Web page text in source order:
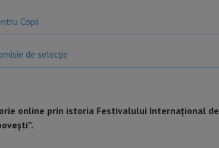
Copii
de selecție
online prin istoria Festivalului Internațional de